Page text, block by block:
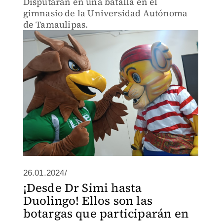
gimnasio de la Universidad Autónoma
de Tamaulipas.
26.01.2024/
¡Desde Dr Simi hasta
Duolingo! Ellos son las
botargas que participarán en